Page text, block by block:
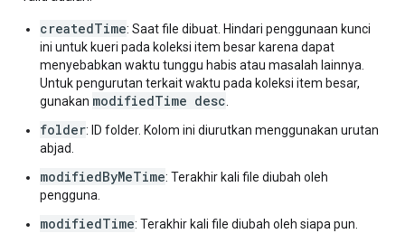
createdTime: Saat file dibuat. Hindari penggunaan kunci
ini untuk kueri pada koleksi item besar karena dapat
menyebabkan waktu tunggu habis atau masalah lainnya.
Untuk pengurutan terkait waktu pada koleksi item besar,
gunakan modifiedTime desc
folder: ID folder. Kolom ini diurutkan menggunakan urutan
abjad.
modifiedByMeTime: Terakhir kali file diubah oleh
pengguna.
modifiedTime: Terakhir kali file diubah oleh siapa pun.